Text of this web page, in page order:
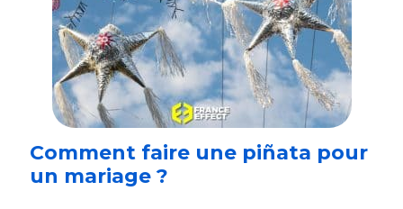
Comment faire une piñata pour
un mariage ?